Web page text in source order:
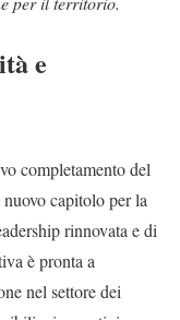
e
completamento del
capitolo per la
rinnovata e di
è pronta a
nel settore dei